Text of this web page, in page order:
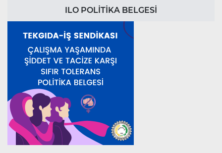
ILO POLİTİKA BELGESİ